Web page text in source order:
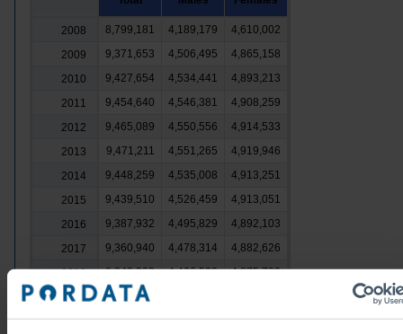
2008 8,799,181 4,189,179
4,610,002
2009
9,371,653 4,506,495
4,865,158
2010
9,427,654 4,534,441
4,893,213
2011
9,454,640 4,546,381
4,908,259
2012
9,465,089 4,550,556
4,914,533
2013
9,471,211 4,551,265
4,919,946
2014
9,448,259 4,535,008
4,913,251
2015
9,439,510 4,526,459
4,913,051
2016
9,387,932 4,495,829
4,892,103
2017
9,360,940 4,478,314
4,882,626
2018
9,342,202 4,466,502
4,875,700
2019
9,318,394
2020
9,314,947 4,452,567
4,862,380